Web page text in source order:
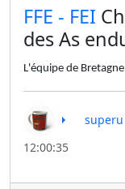
​FFE - FEI
des As
L'équipe de Bretagne
superu
12:00:35